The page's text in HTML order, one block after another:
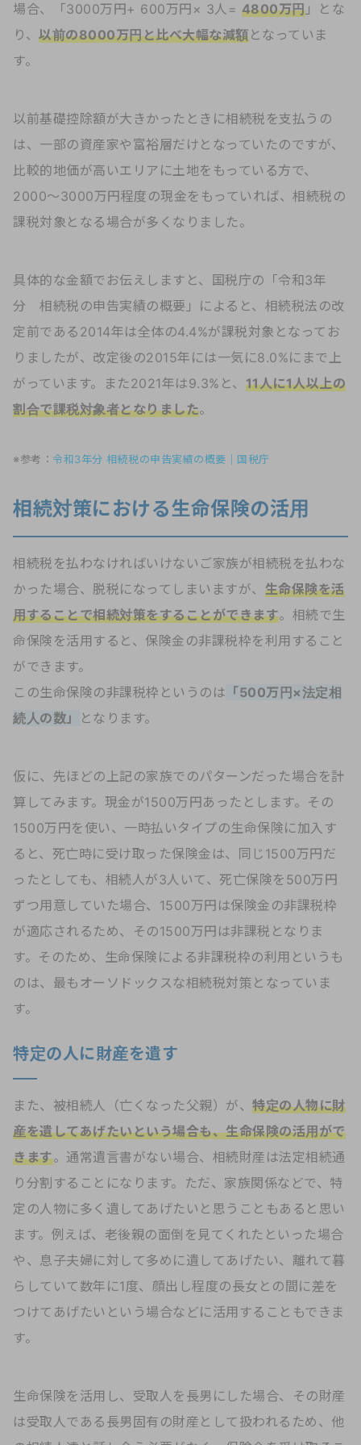
場合、「3000万円+ 600万円× 3人= 4800万円」とな
り、 以前の8000万円と比べ大幅な減額となっていま
す。
以前基礎控除額が大きかったときに相続税を支払うの
は、一部の資産家や富裕層だけとなっていたのですが、
比較的地価が高いエリアに土地をもっている方で、
2000〜3000万円程度の現金をもっていれば、相続税の
課税対象となる場合が多くなりました。
具体的な金額でお伝えしますと、国税庁の「令和3年
分 相続税の申告実績の概要」によると、相続税法の改
定前である2014年は全体の4.4%が課税対象となってお
りましたが、改定後の2015年には一気に8.0%にまで上
がっています。また2021年は9.3%と、 11人に1人以上の
割合で課税対象者となりました。
※参考： 令和3年分 相続税の申告実績の概要｜国税庁
相続対策における生命保険の活用
相続税を払わなければいけないご家族が相続税を払わな
かった場合、脱税になってしまいますが、 生命保険を活
用することで相続対策をすることができます。相続で生
命保険を活用すると、保険金の非課税枠を利用すること
ができます。
この生命保険の非課税枠というのは 「500万円×法定相
続人の数」
となります。
仮に、先ほどの上記の家族でのパターンだった場合を計
算してみます。現金が1500万円あったとします。その
1500万円を使い、一時払いタイプの生命保険に加入す
ると、死亡時に受け取った保険金は、同じ1500万円だ
ったとしても、相続人が3人いて、死亡保険を500万円
ずつ用意していた場合、1500万円は保険金の非課税枠
が適応されるため、その1500万円は非課税となりま
す。そのため、生命保険による非課税枠の利用というも
のは、最もオーソドックスな相続税対策となっていま
す。
特定の人に財産を遺す
また、被相続人（亡くなった父親）が、 特定の人物に財
産を遺してあげたいという場合も、生命保険の活用がで
きます。通常遺言書がない場合、相続財産は法定相続通
り分割することになります。ただ、家族関係などで、特
定の人物に多く遺してあげたいと思うこともあると思い
ます。例えば、老後親の面倒を見てくれたといった場合
や、息子夫婦に対して多めに遺してあげたい、離れて暮
らしていて数年に1度、顔出し程度の長女との間に差を
つけてあげたいという場合などに活用することもできま
す。
生命保険を活用し、受取人を長男にした場合、その財産
は受取人である長男固有の財産として扱われるため、他